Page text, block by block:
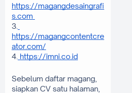
https://magangdesaingrafi
s.com
3.
https://magangcontentcre
ator.com/
4. https://imni.co.id
Sebelum daftar magang,
siapkan CV satu halaman,